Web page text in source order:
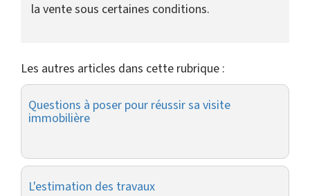
la vente sous certaines conditions.
Les autres articles dans cette rubrique :
Questions à poser pour réussir sa visite
immobilière
L'estimation des travaux